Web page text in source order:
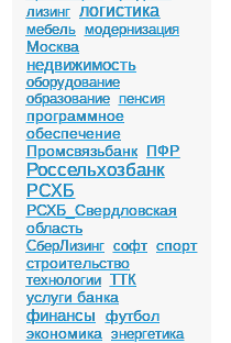
лизинг логистика
мебель модернизация
Москва
недвижимость
оборудование
образование пенсия
программное
обеспечение
Промсвязьбанк ПФР
Россельхозбанк
РСХБ
РСХБ_Свердловская
область
СберЛизинг софт спорт
строительство
технологии ТТК
услуги банка
финансы
футбол
экономика
энергетика